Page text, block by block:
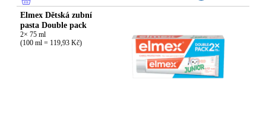
Elmex Dětská zubní
pasta Double pack
2× 75 ml
(100 ml = 119,93 Kč)